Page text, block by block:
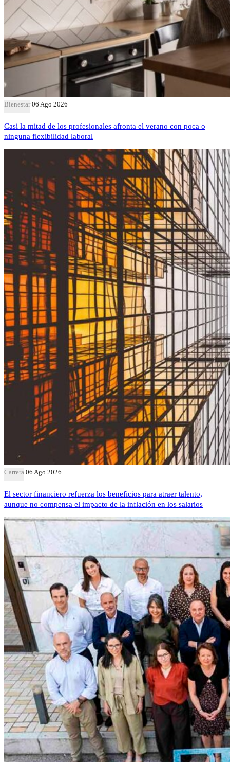
Bienestar 06 Ago 2026
Casi la mitad de los profesionales afronta el verano con poca o
ninguna flexibilidad laboral
Carrera 06 Ago 2026
El sector financiero refuerza los beneficios para atraer talento,
aunque no compensa el impacto de la inflación en los salarios